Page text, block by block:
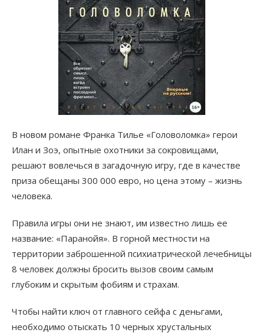
В новом романе Франка Тилье «Головоломка» герои
Илан и Зоэ, опытные охотники за сокровищами,
решают вовлечься в загадочную игру, где в качестве
приза обещаны 300 000 евро, но цена этому – жизнь
человека.
Правила игры они не знают, им известно лишь ее
название: «Паранойя». В горной местности на
территории заброшенной психиатрической лечебницы
8 человек должны бросить вызов своим самым
глубоким и скрытым фобиям и страхам.
Чтобы найти ключ от главного сейфа с деньгами,
необходимо отыскать 10 черных хрустальных